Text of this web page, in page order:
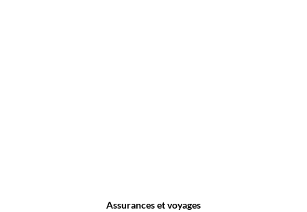
Assurances et voyages